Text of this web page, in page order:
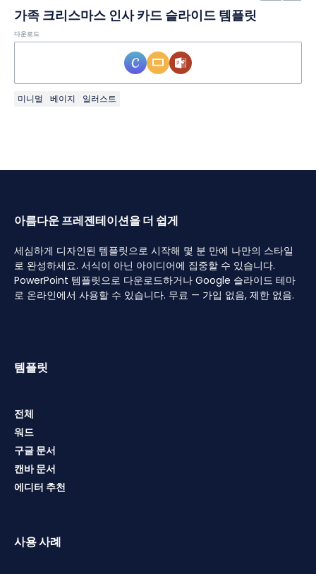
가족 크리스마스 인사 카드 슬라이드 템플릿
다운로드
미니멀 베이지 일러스트
아름다운 프레젠테이션을 더 쉽게
세심하게 디자인된 템플릿으로 시작해 몇 분 만에 나만의 스타일
로 완성하세요. 서식이 아닌 아이디어에 집중할 수 있습니다.
PowerPoint 템플릿으로 다운로드하거나 Google 슬라이드 테마
로 온라인에서 사용할 수 있습니다. 무료 — 가입 없음, 제한 없음.
템플릿
전체
워드
구글 문서
캔바 문서
에디터 추천
사용 사례